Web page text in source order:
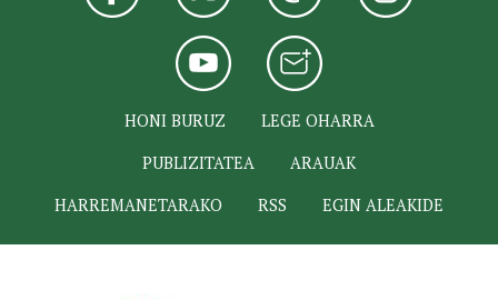
HONI BURUZ
LEGE OHARRA
PUBLIZITATEA
ARAUAK
HARREMANETARAKO
RSS EGIN ALEAKIDE